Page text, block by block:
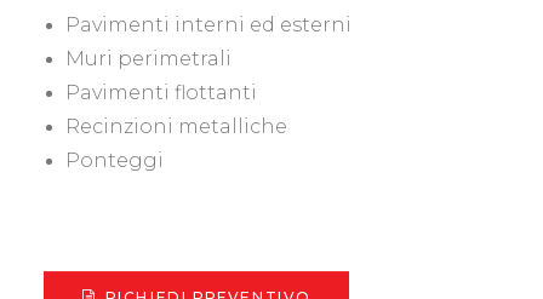
Pavimenti interni ed esterni
Muri perimetrali
Pavimenti flottanti
Recinzioni metalliche
Ponteggi